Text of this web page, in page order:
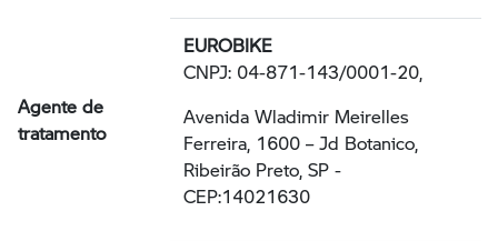
Agente de
tratamento
EUROBIKE
CNPJ: 04-871-143/0001-20,
Avenida Wladimir Meirelles
Ferreira, 1600 – Jd Botanico,
Ribeirão Preto, SP -
CEP:14021630